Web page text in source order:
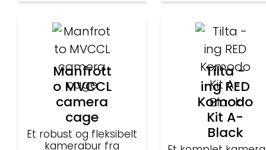
Manfrott
o MVCCL
camera
cage
Et robust og fleksibelt
kamerabur fra
Tilta -
ing RED
Komodo
Kit A-
Black